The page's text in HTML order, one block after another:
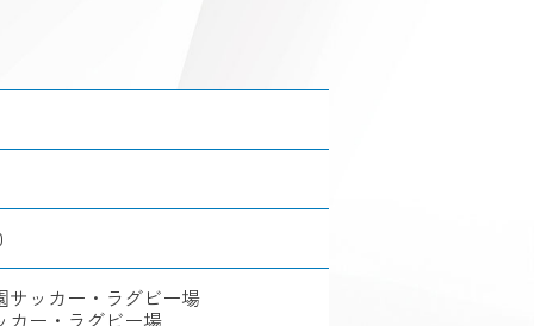
サッカー・ラグビー場
カー・ラグビー場